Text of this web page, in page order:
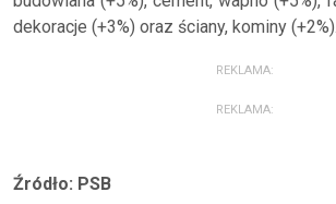
dekoracje (+3%) oraz ściany, kominy (+2%).
REKLAMA:
REKLAMA:
Źródło: PSB